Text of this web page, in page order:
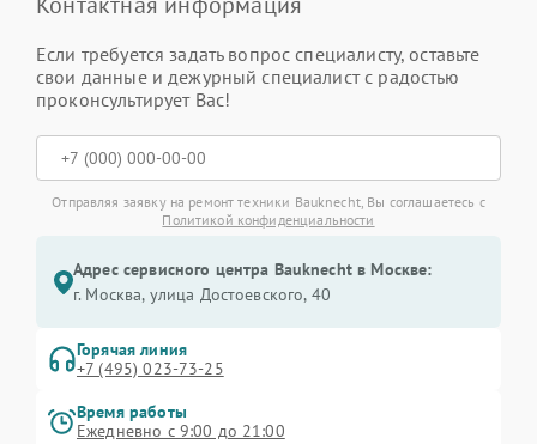
Если требуется задать вопрос специалисту, оставьте
свои данные и дежурный специалист с радостью
проконсультирует Вас!
Отправляя заявку на ремонт техники Bauknecht, Вы соглашаетесь с
Политикой конфиденциальности
Адрес сервисного центра Bauknecht в Москве:
г. Москва, улица Достоевского, 40
Горячая линия
+7 (495) 023-73-25
Время работы
Ежедневно с 9:00 до 21:00